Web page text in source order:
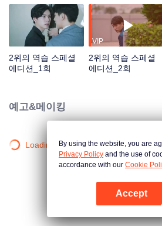
우수이도 어린 시절의 감정을 알아차리고 드디어
하지만 5년 후, 원수는 외나무다리에서 만난다더
회사의 사장님일 줄이야. 매정하고 양심도 없는
꼭 역전하겠다고 다짐한다. 공부는 모를지라도
2위의 역습 스페셜
에디션_1회
VIP
2위의 역습 스페셜
에디션_2회
예고&메이킹
Loading…By using the website, you are
Privacy Policy and the use of
accordance with our Cookie
Accept